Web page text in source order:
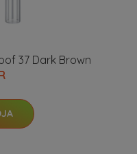
37 Dark Brown